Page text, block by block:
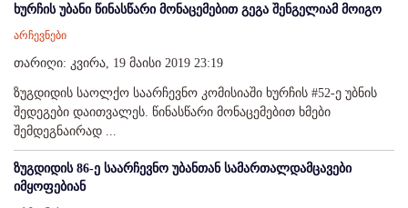
ხურჩის უბანი წინასწარი მონაცემებით გეგა შენგელიამ მოიგო
არჩევნები
თარიღი: კვირა, 19 მაისი 2019 23:19
ზუგდიდის საოლქო საარჩევნო კომისიაში ხურჩის #52-ე უბნის
შედეგები დაითვალეს. წინასწარი მონაცემებით ხმები
შემდეგნაირად ...
ზუგდიდის 86-ე საარჩევნო უბანთან სამართალდამცავები
იმყოფებიან